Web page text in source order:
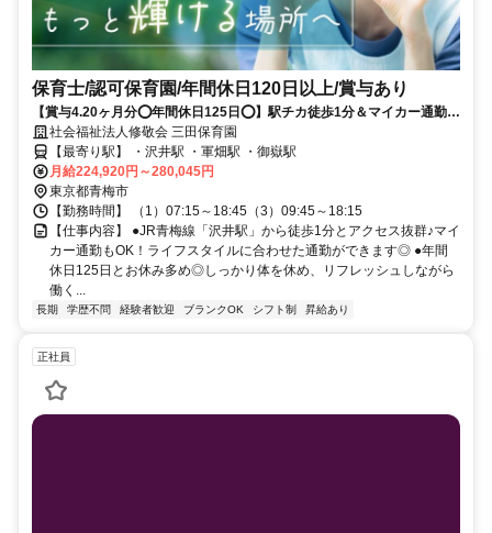
保育士/認可保育園/年間休日120日以上/賞与あり
【賞与4.20ヶ月分⭕年間休日125日⭕】駅チカ徒歩1分＆マイカー通勤
OK/週休2日制⭕自然あふれる小規模認可保育園です✨
社会福祉法人修敬会 三田保育園
【最寄り駅】 ・沢井駅 ・軍畑駅 ・御嶽駅
月給224,920円～280,045円
東京都青梅市
【勤務時間】 （1）07:15～18:45（3）09:45～18:15
【仕事内容】 ●JR青梅線「沢井駅」から徒歩1分とアクセス抜群♪マイ
カー通勤もOK！ライフスタイルに合わせた通勤ができます◎ ●年間
休日125日とお休み多め◎しっかり体を休め、リフレッシュしながら
働く...
長期 学歴不問 経験者歓迎 ブランクOK シフト制 昇給あり
正社員